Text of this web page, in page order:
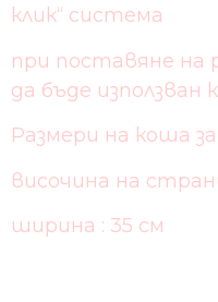
клик“ система
при поставяне на
да бъде използван
Размери на коша
височина на
ширина : 35 см